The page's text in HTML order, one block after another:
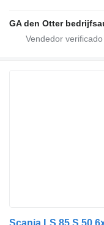
GA den Otter